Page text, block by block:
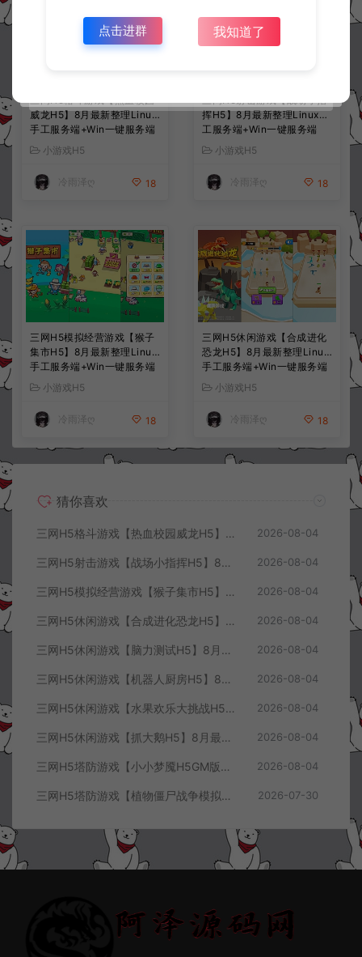
威龙H5】8月最新整理Linux
手工服务端+Win一键服务端
+解压即玩+简易安卓客户端
+详细搭建教程
小游戏H5
冷雨泽ღ 18
挥H5】8月最新整理Linux手
工服务端+Win一键服务端
+解压即玩+简易安卓客户端
+详细搭建教程
小游戏H5
冷雨泽ღ 18
三网H5模拟经营游戏【猴子
集市H5】8月最新整理Linux
手工服务端+Win一键服务端
+解压即玩+简易安卓客户端
+详细搭建教程
小游戏H5
冷雨泽ღ 18
三网H5休闲游戏【合成进化
恐龙H5】8月最新整理Linux
手工服务端+Win一键服务端
+解压即玩+简易安卓客户端
+详细搭建教程
小游戏H5
冷雨泽ღ 18
猜你喜欢
三网H5格斗游戏【热血校园威龙H5】8月最新整理Linux手工服务端+Win一键服务端+解压即玩+简易安卓客户端+详细搭建教程 2026-08-04
三网H5射击游戏【战场小指挥H5】8月最新整理Linux手工服务端+Win一键服务端+解压即玩+简易安卓客户端+详细搭建教程 2026-08-04
三网H5模拟经营游戏【猴子集市H5】8月最新整理Linux手工服务端+Win一键服务端+解压即玩+简易安卓客户端+详细搭建教程 2026-08-04
三网H5休闲游戏【合成进化恐龙H5】8月最新整理Linux手工服务端+Win一键服务端+解压即玩+简易安卓客户端+详细搭建教程 2026-08-04
三网H5休闲游戏【脑力测试H5】8月最新整理Linux手工服务端+Win一键服务端+解压即玩+简易安卓客户端+详细搭建教程 2026-08-04
三网H5休闲游戏【机器人厨房H5】8月最新整理Linux手工服务端+Win一键服务端+解压即玩+简易安卓客户端+详细搭建教程 2026-08-04
三网H5休闲游戏【水果欢乐大挑战H5】8月最新整理Linux手工服务端+Win一键服务端+解压即玩+简易安卓客户端+详细搭建教程 2026-08-04
三网H5休闲游戏【抓大鹅H5】8月最新整理Linux手工服务端+Win一键服务端+解压即玩+简易安卓客户端+详细搭建教程 2026-08-04
三网H5塔防游戏【小小梦魇H5GM版】7月最新整理Linux手工服务端+Win一键服务端+解压即玩+简易安卓客户端+详细搭建教程 2026-08-04
三网H5塔防游戏【植物僵尸战争模拟器H5】7月最新整理Linux手工服务端+Win一键服务端+解压即玩+简易安卓客户端+详细搭建教程 2026-07-30
点击进群 我知道了